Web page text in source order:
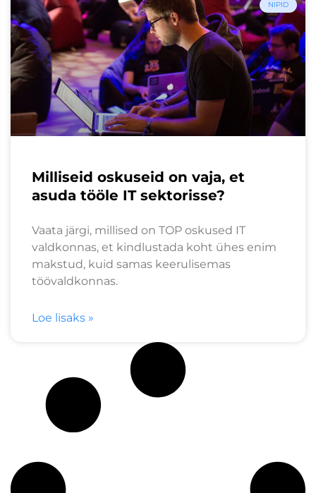
NIPID
Milliseid oskuseid on vaja, et
asuda tööle IT sektorisse?
Vaata järgi, millised on TOP oskused IT
valdkonnas, et kindlustada koht ühes enim
makstud, kuid samas keerulisemas
töövaldkonnas.
Loe lisaks »